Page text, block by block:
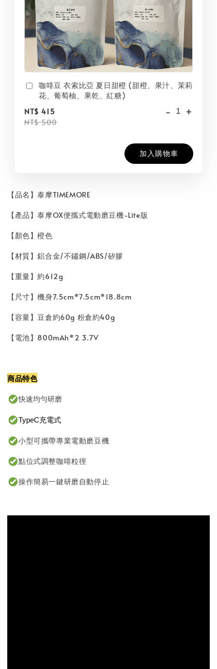
咖啡豆 衣索比亞 夏日甜橙 (甜橙、果汁、茉莉
花、葡萄柚、果乾、紅糖)
NT$ 415
NT$ 500
- +
加入購物車
【品名】泰摩TIMEMORE
【產品】泰摩OX便攜式電動磨豆機-Lite版
【顏色】橙色
【材質】鋁合金/不鏽鋼/ABS/矽膠
【重量】約612g
【尺寸】機身7.5cm*7.5cm*18.8cm
【容量】豆倉約60g 粉倉約40g
【電池】800mAh*2 3.7V
商品特色
快速均勻研磨
TypeC充電式
小型可攜帶專業電動磨豆機
點位式調整咖啡粒徑
操作簡易一鍵研磨自動停止